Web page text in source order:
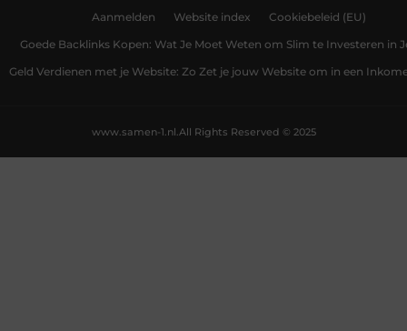
Aanmelden Website index Cookiebeleid (EU)
Goede Backlinks Kopen: Wat Je Moet Weten om Slim te Investeren in
Geld Verdienen met je Website: Zo Zet je jouw Website om in een
All Rights Reserved © 2025
www.samen-1.nl.